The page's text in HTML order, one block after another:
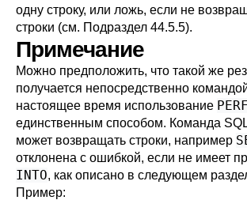
одну строку, или ложь, если не
строки (см. Подраздел 44.5.5).
Примечание
Можно предположить, что такой же
получается непосредственно
настоящее время использование
единственным способом. Команда
может возвращать строки, например
отклонена с ошибкой, если не имеет
INTO, как описано в следующем
Пример: